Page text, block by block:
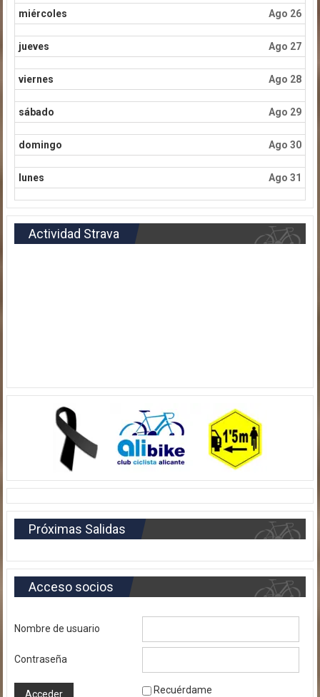
miércoles Ago 26
jueves Ago 27
viernes Ago 28
sábado Ago 29
domingo Ago 30
lunes Ago 31
Actividad Strava
Próximas Salidas
Acceso socios
Nombre de usuario
Contraseña
Recuérdame